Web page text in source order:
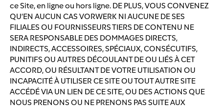
ce Site, en ligne ou hors ligne. DE PLUS, VOUS CONVENEZ
QU’EN AUCUN CAS VORWERK NI AUCUNE DE SES
FILIALES OU FOURNISSEURS TIERS DE CONTENU NE
SERA RESPONSABLE DES DOMMAGES DIRECTS,
INDIRECTS, ACCESSOIRES, SPÉCIAUX, CONSÉCUTIFS,
PUNITIFS OU AUTRES DÉCOULANT DE OU LIÉS À CET
ACCORD, OU RÉSULTANT DE VOTRE UTILISATION OU
INCAPACITÉ À UTILISER CE SITE OU TOUT AUTRE SITE
ACCÉDÉ VIA UN LIEN DE CE SITE, OU DES ACTIONS QUE
NOUS PRENONS OU NE PRENONS PAS SUITE AUX